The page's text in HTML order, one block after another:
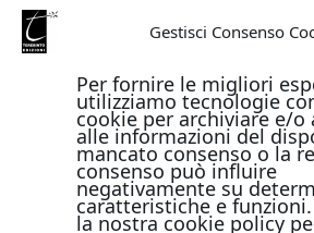
Gestisci Consenso
Per fornire le migliori
utilizziamo tecnologie
cookie per archiviare e/o
alle informazioni del
mancato consenso o la
consenso può influire
negativamente su
caratteristiche e
la nostra cookie policy
PAGAMENTI ONLINE CON